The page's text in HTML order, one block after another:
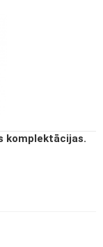
komplektācijas.